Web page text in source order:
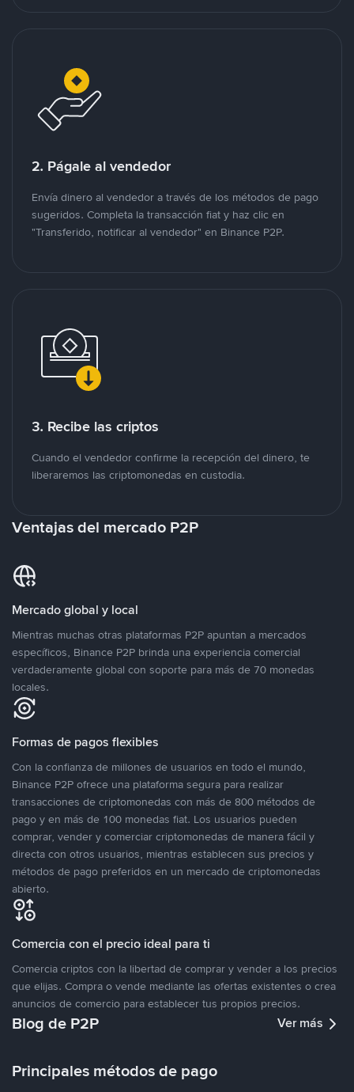
2. Págale al vendedor
Envía dinero al vendedor a través de los métodos de pago
sugeridos. Completa la transacción fiat y haz clic en
"Transferido, notificar al vendedor" en Binance P2P.
3. Recibe las criptos
Cuando el vendedor confirme la recepción del dinero, te
liberaremos las criptomonedas en custodia.
Ventajas del mercado P2P
Mercado global y local
Mientras muchas otras plataformas P2P apuntan a mercados
específicos, Binance P2P brinda una experiencia comercial
verdaderamente global con soporte para más de 70 monedas
locales.
Formas de pagos flexibles
Con la confianza de millones de usuarios en todo el mundo,
Binance P2P ofrece una plataforma segura para realizar
transacciones de criptomonedas con más de 800 métodos de
pago y en más de 100 monedas fiat. Los usuarios pueden
comprar, vender y comerciar criptomonedas de manera fácil y
directa con otros usuarios, mientras establecen sus precios y
métodos de pago preferidos en un mercado de criptomonedas
abierto.
Comercia con el precio ideal para ti
Comercia criptos con la libertad de comprar y vender a los precios
que elijas. Compra o vende mediante las ofertas existentes o crea
anuncios de comercio para establecer tus propios precios.
Blog de P2P Ver más
Principales métodos de pago